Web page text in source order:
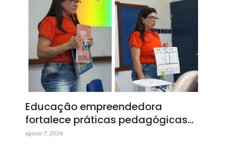
Educação empreendedora
fortalece práticas pedagógicas…
agosto 7, 2026